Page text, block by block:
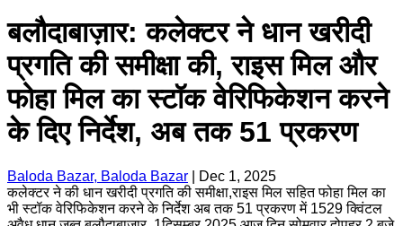
बलौदाबाज़ार: कलेक्टर ने धान खरीदी
प्रगति की समीक्षा की, राइस मिल और
फोहा मिल का स्टॉक वेरिफिकेशन करने
के दिए निर्देश, अब तक 51 प्रकरण
Baloda Bazar, Baloda Bazar
Dec 1, 2025
कलेक्टर ने की धान खरीदी प्रगति की समीक्षा,राइस मिल सहित फोहा मिल का
भी स्टॉक वेरिफिकेशन करने के निर्देश अब तक 51 प्रकरण में 1529 क्विंटल